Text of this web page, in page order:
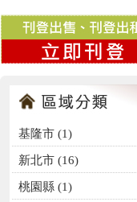
基隆市 (1)
新北市 (16)
桃園縣 (1)